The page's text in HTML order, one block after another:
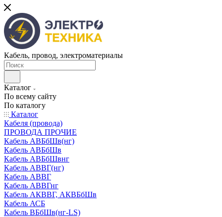
Кабель, провод, электроматериалы
Каталог
По всему сайту
По каталогу
Каталог
Кабеля (провода)
ПРОВОДА ПРОЧИЕ
Кабель АВБбШв(нг)
Кабель АВБбШв
Кабель АВБбШвнг
Кабель АВВГ(нг)
Кабель АВВГ
Кабель АВВГнг
Кабель АКВВГ, АКВБбШв
Кабель АСБ
Кабель ВБбШв(нг-LS)